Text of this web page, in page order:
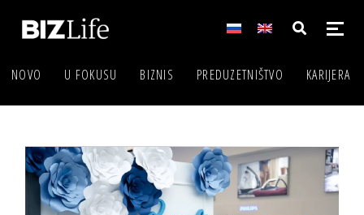
NOVO U FOKUSU BIZNIS PREDUZETNIŠTVO KARIJERA